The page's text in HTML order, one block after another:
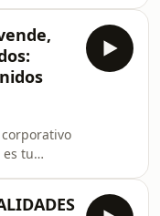
este
que la
insights
una
tu
de